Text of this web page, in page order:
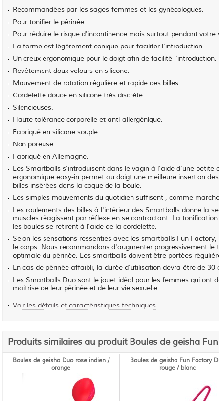
Recommandées par les sages-femmes et les gynécologues.
Pour tonifier le périnée.
Pour réduire le risque d'incontinence mais surtout pendant
La forme est légèrement conique pour faciliter l'introduction.
Un creux ergonomique pour le doigt afin de facilité l'introduction.
Revêtement doux velours en silicone.
Mouvement de rotation régulière et rapide des billes.
Cordelette douce en silicone très discrète.
Silencieuses.
Haute tolérance corporelle et anti-allergénique.
Fabriqué en silicone souple.
Non poreuse
Fabriqué en Allemagne.
Les Smartballs s'introduisent dans le vagin à l'aide d'une petite
ergonomique easy-in permet au doigt une meilleure insertion
billes insérées dans la coque de la boule.
Les simples mouvements du quotidien suffisent , comme
Les roulements des billes à l'intérieur des Smartballs donne la
muscles réagissent par réflexe en se contractant. La
les boules se retirent à l'aide de la cordelette.
Selon les sensations ressenties avec les smartballs Fun
le corps. Nous recommandons d'augmenter progressivement
optimale du périnée. Les smartballs doivent être portées
En cas de périnée affaibli, la durée d'utilisation devra être de
Les Smartballs Duo sont le jouet idéal pour les femmes qui ont
maitrise de leur périnée et de leur vie sexuelle.
Voir les détails et caractéristiques techniques
Produits similaires au produit Boules de geisha
Boules de geisha Duo rose indien /
orange
Boules de geisha Fun Factory
rouge / blanc